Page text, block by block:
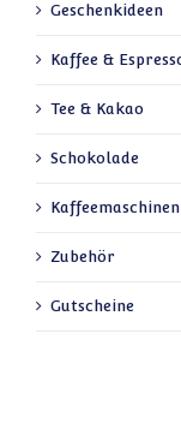
Geschenkideen
Kaffee &
Tee & Kakao
Schokolade
Kaffeemaschinen
Zubehör
Gutscheine